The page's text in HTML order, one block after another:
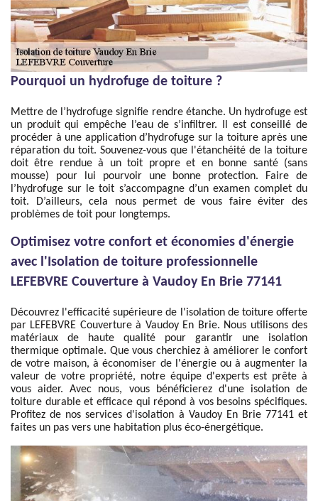
Pourquoi un hydrofuge de toiture ?
Mettre de l’hydrofuge signifie rendre étanche. Un hydrofuge est
un produit qui empêche l’eau de s’infiltrer. Il est conseillé de
procéder à une application d’hydrofuge sur la toiture après une
réparation du toit. Souvenez-vous que l'étanchéité de la toiture
doit être rendue à un toit propre et en bonne santé (sans
mousse) pour lui pourvoir une bonne protection. Faire de
l’hydrofuge sur le toit s’accompagne d’un examen complet du
toit. D’ailleurs, cela nous permet de vous faire éviter des
problèmes de toit pour longtemps.
Optimisez votre confort et économies d'énergie
avec l'Isolation de toiture professionnelle
LEFEBVRE Couverture à Vaudoy En Brie 77141
Découvrez l'efficacité supérieure de l'isolation de toiture offerte
par LEFEBVRE Couverture à Vaudoy En Brie. Nous utilisons des
matériaux de haute qualité pour garantir une isolation
thermique optimale. Que vous cherchiez à améliorer le confort
de votre maison, à économiser de l'énergie ou à augmenter la
valeur de votre propriété, notre équipe d'experts est prête à
vous aider. Avec nous, vous bénéficierez d'une isolation de
toiture durable et efficace qui répond à vos besoins spécifiques.
Profitez de nos services d'isolation à Vaudoy En Brie 77141 et
faites un pas vers une habitation plus éco-énergétique.